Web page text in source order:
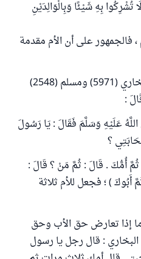
تُشْرِكُوا بِهِ شَيْئًا وَبِالْوَالِدَيْنِ
فالجمهور على أن الأم مقدمة
والأصل في ذلك : ما وروى البخاري (5971) ومسلم (2548)
:
عَلَيْهِ وَسَلَّمَ فَقَالَ : يَا رَسُولَ
؟
أُمُّكَ . قَالَ : ثُمَّ مَنْ ؟ قَالَ :
) ؛ فجعل للأم ثلاثة
إذا تعارض حق الأب وحق
: قال رجل يا رسول